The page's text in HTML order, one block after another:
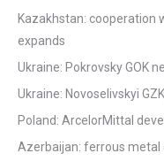
Kazakhstan: cooperation
expands
Ukraine: Pokrovsky GOK
Ukraine: Novoselivskyi
Poland: ArcelorMittal
Azerbaijan: ferrous metal